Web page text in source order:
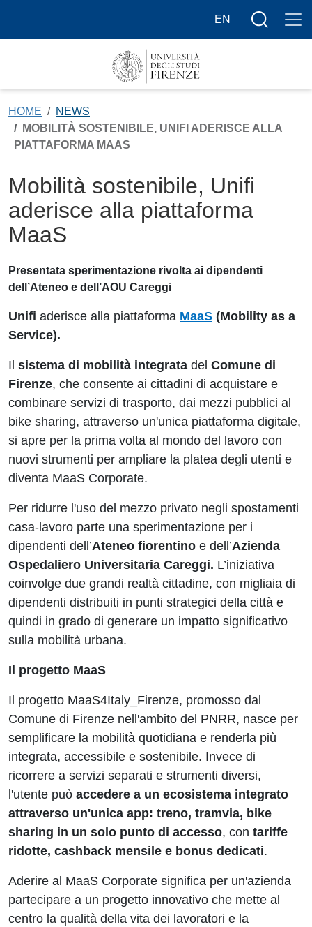
EN
Bottone
HOME
NEWS
MOBILITÀ SOSTENIBILE, UNIFI ADERISCE ALLA
PIATTAFORMA MAAS
Mobilità sostenibile, Unifi
aderisce alla piattaforma
MaaS
Presentata sperimentazione rivolta ai dipendenti
dell’Ateneo e dell’AOU Careggi
Unifi aderisce alla piattaforma MaaS (Mobility as a
Service).
Il sistema di mobilità integrata del Comune di
Firenze, che consente ai cittadini di acquistare e
combinare servizi di trasporto, dai mezzi pubblici al
bike sharing, attraverso un'unica piattaforma digitale,
si apre per la prima volta al mondo del lavoro con
nuovi strumenti per ampliare la platea degli utenti e
diventa MaaS Corporate.
Per ridurre l'uso del mezzo privato negli spostamenti
casa-lavoro parte una sperimentazione per i
dipendenti dell’Ateneo fiorentino e dell’Azienda
Ospedaliero Universitaria Careggi. L’iniziativa
coinvolge due grandi realtà cittadine, con migliaia di
dipendenti distribuiti in punti strategici della città e
quindi in grado di generare un impatto significativo
sulla mobilità urbana.
Il progetto MaaS
Il progetto MaaS4Italy_Firenze, promosso dal
Comune di Firenze nell'ambito del PNRR, nasce per
semplificare la mobilità quotidiana e renderla più
integrata, accessibile e sostenibile. Invece di
ricorrere a servizi separati e strumenti diversi,
l'utente può accedere a un ecosistema integrato
attraverso un'unica app: treno, tramvia, bike
sharing in un solo punto di accesso, con tariffe
ridotte, cashback mensile e bonus dedicati.
Aderire al MaaS Corporate significa per un'azienda
partecipare a un progetto innovativo che mette al
centro la qualità della vita dei lavoratori e la